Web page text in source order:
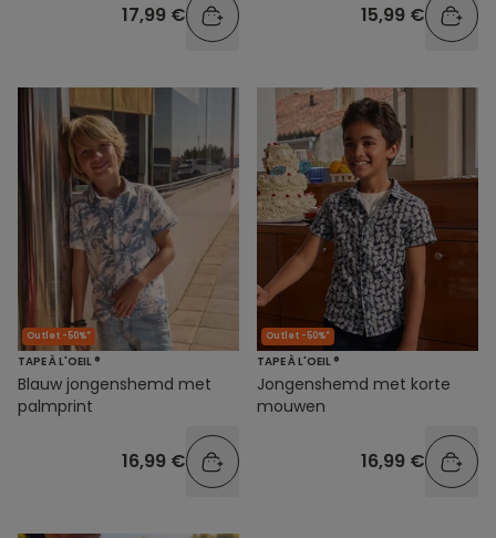
17,99 € 15,99 €
Outlet -50%*
TAPE À L'OEIL ®
Blauw jongenshemd met
palmprint
16,99 €
Outlet -50%*
TAPE À L'OEIL ®
Jongenshemd met korte
mouwen
16,99 €